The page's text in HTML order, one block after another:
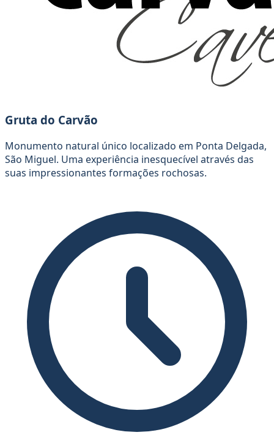
Gruta do Carvão
Monumento natural único localizado em Ponta Delgada,
São Miguel. Uma experiência inesquecível através das
suas impressionantes formações rochosas.